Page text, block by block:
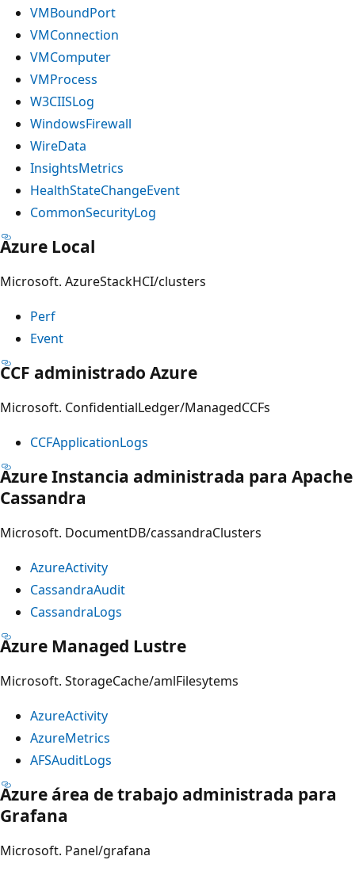
VMBoundPort
VMConnection
VMComputer
VMProcess
W3CIISLog
WindowsFirewall
WireData
InsightsMetrics
HealthStateChangeEvent
CommonSecurityLog
Azure Local
Microsoft. AzureStackHCI/clusters
Perf
Event
CCF administrado Azure
Microsoft. ConfidentialLedger/ManagedCCFs
CCFApplicationLogs
Azure Instancia administrada para Apache
Cassandra
Microsoft. DocumentDB/cassandraClusters
AzureActivity
CassandraAudit
CassandraLogs
Azure Managed Lustre
Microsoft. StorageCache/amlFilesytems
AzureActivity
AzureMetrics
AFSAuditLogs
Azure área de trabajo administrada para
Grafana
Microsoft. Panel/grafana